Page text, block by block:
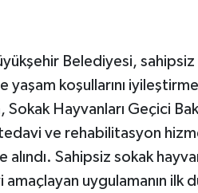
Belediyesi, sahipsiz
yaşam koşullarını
Sokak Hayvanları Geçici
ve rehabilitasyon
alındı. Sahipsiz sokak
uygulamanın ilk